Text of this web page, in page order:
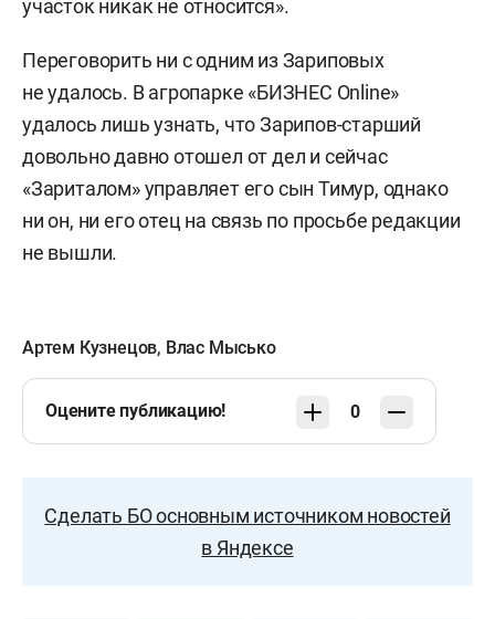
участок никак не относится».
Переговорить ни с одним из Зариповых
не удалось. В агропарке «БИЗНЕС Online»
удалось лишь узнать, что Зарипов-старший
довольно давно отошел от дел и сейчас
«Зариталом» управляет его сын Тимур, однако
ни он, ни его отец на связь по просьбе редакции
не вышли.
Артем Кузнецов, Влас Мысько
Оцените публикацию! 0
Сделать БО основным источником новостей
в Яндексе